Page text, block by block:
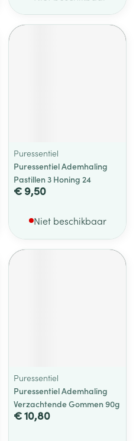
Puressentiel
Puressentiel Ademhaling
Pastillen 3 Honing 24
€ 9,50
Niet beschikbaar
Puressentiel
Puressentiel Ademhaling
Verzachtende Gommen 90g
€ 10,80